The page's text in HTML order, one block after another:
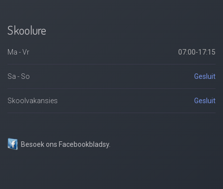
Skoolure
Ma - Vr 07:00-17:15
Sa - So Gesluit
Skoolvakansies Gesluit
Besoek ons Facebookbladsy.